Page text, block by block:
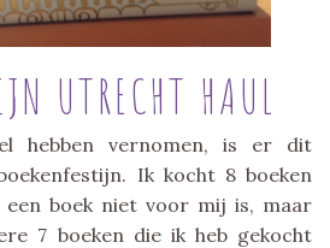
UTRECHT HAUL
hebben vernomen, is er dit
Ik kocht 8 boeken
een boek niet voor mij is, maar
7 boeken die ik heb gekocht